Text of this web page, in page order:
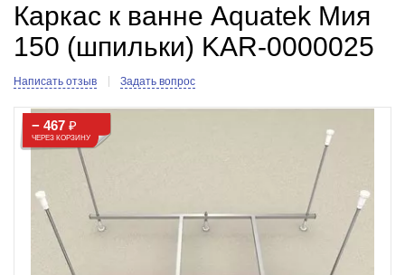
Каркас к ванне Aquatek Мия
150 (шпильки) KAR-0000025
Написать отзыв Задать вопрос
− 467₽
ЧЕРЕЗ КОРЗИНУ